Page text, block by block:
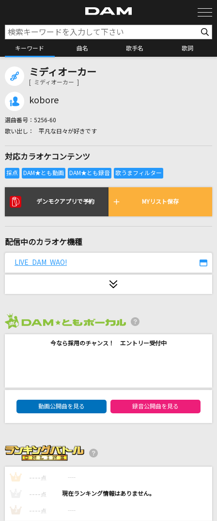
キーワード 曲名 歌手名 歌詞
カラオケ検索
全国りれき
リアルタイムで歌われている曲の一覧
I Will
浄土と阿修羅の金環蝕よ(Full ver.)
サクラウサギ
絢香
Best Friend
怪獣の花唄
ミディオーカー
[ ミディオーカー ]
kobore
選曲番号： 5256-60
平凡な日々が好きです
対応カラオケコンテンツ
デンモクアプリで予約 MYリスト保存
配信中のカラオケ機種
LIVE DAM WAO!
今なら採用のチャンス！ エントリー受付中
DAM★ともボーカルエントリーランキング
動画公開曲を見る
録音公開曲を見る
1 ---- 点 ----
---- 点 ----
3 ---- 点 ----